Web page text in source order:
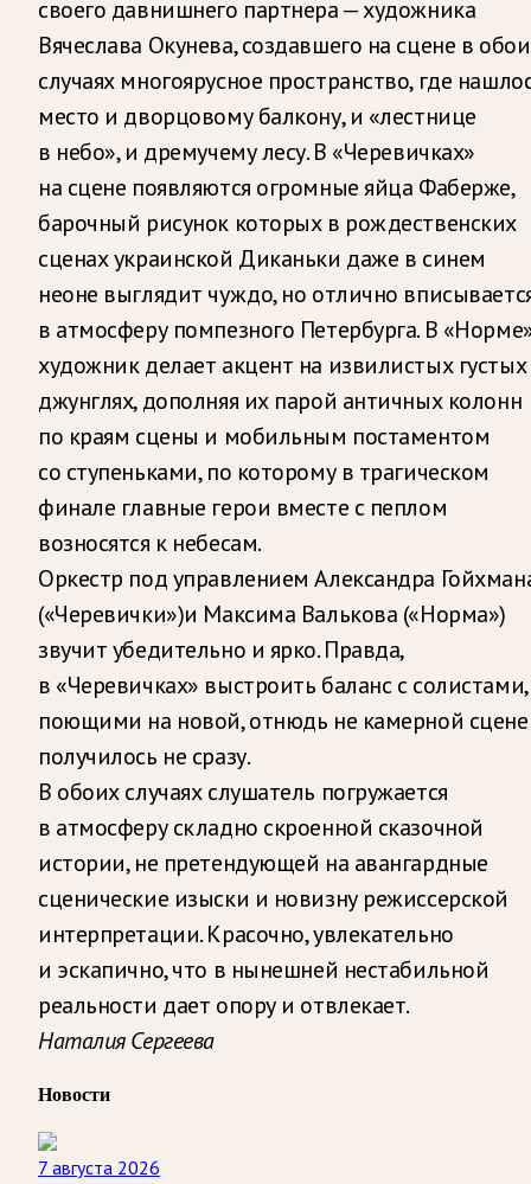
своего давнишнего партнера — художника
Вячеслава Окунева, создавшего на сцене в
случаях многоярусное пространство, где
место и дворцовому балкону, и «лестнице
в небо», и дремучему лесу. В «Черевичках»
на сцене появляются огромные яйца Фаберже,
барочный рисунок которых в рождественских
сценах украинской Диканьки даже в синем
неоне выглядит чуждо, но отлично
в атмосферу помпезного Петербурга. В
художник делает акцент на извилистых густых
джунглях, дополняя их парой античных колонн
по краям сцены и мобильным постаментом
со ступеньками, по которому в трагическом
финале главные герои вместе с пеплом
возносятся к небесам.
Оркестр под управлением Александра
(«Черевички»)и Максима Валькова («Норма»)
звучит убедительно и ярко. Правда,
в «Черевичках» выстроить баланс с солистами,
поющими на новой, отнюдь не камерной сцене
получилось не сразу.
В обоих случаях слушатель погружается
в атмосферу складно скроенной сказочной
истории, не претендующей на авангардные
сценические изыски и новизну режиссерской
интерпретации. Красочно, увлекательно
и эскапично, что в нынешней нестабильной
реальности дает опору и отвлекает.
Наталия Сергеева
Новости
7 августа 2026